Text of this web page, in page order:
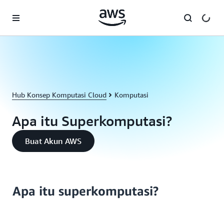
Hub Konsep Komputasi Cloud Komputasi
Apa itu Superkomputasi?
Buat Akun AWS
Apa itu superkomputasi?